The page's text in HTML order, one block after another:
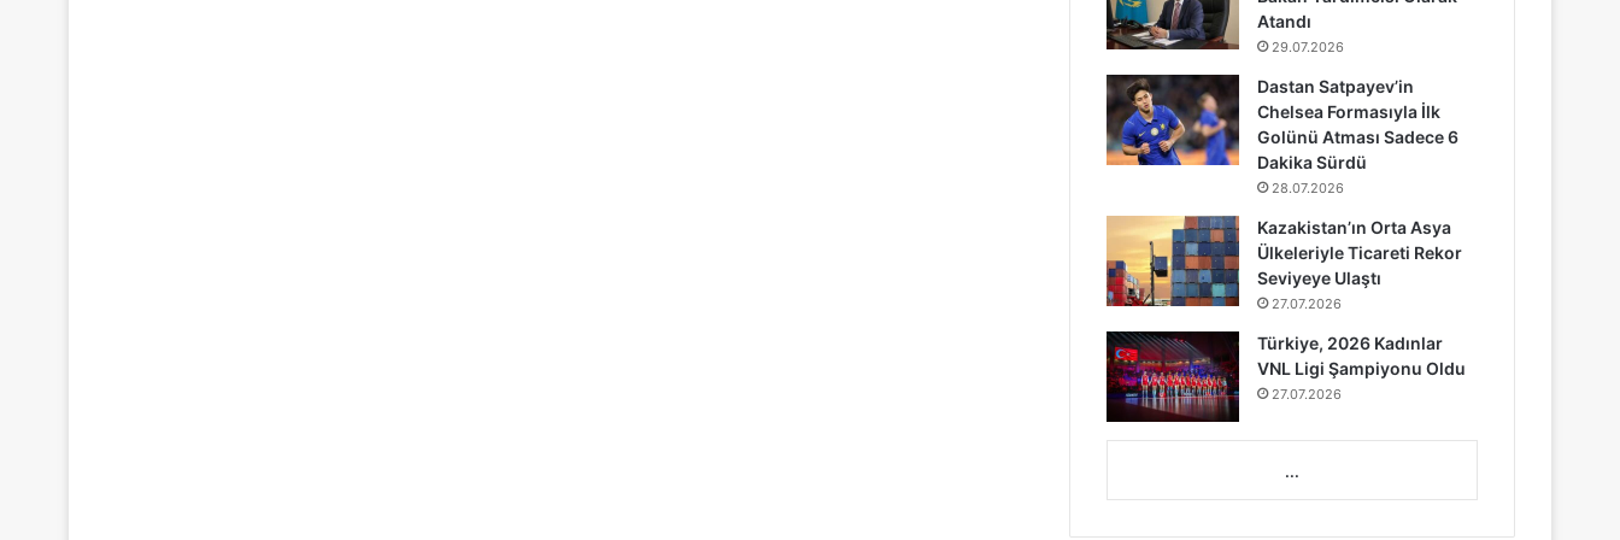
Atandı
29.07.2026
Dastan Satpayev’in
Chelsea Formasıyla İlk
Golünü Atması Sadece 6
Dakika Sürdü
28.07.2026
Kazakistan’ın Orta Asya
Ülkeleriyle Ticareti Rekor
Seviyeye Ulaştı
27.07.2026
Türkiye, 2026 Kadınlar
VNL Ligi Şampiyonu Oldu
27.07.2026
...